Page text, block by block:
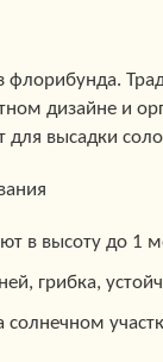
флорибунда.
дизайне и
для высадки
в высоту до 1
грибка,
солнечном